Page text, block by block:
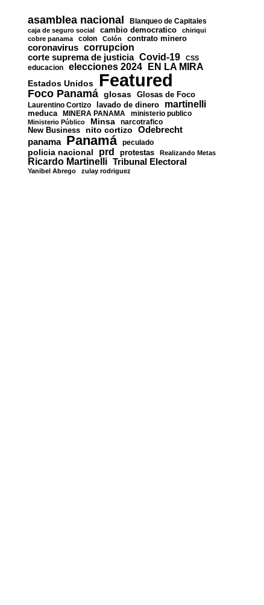
asamblea nacional Blanqueo de Capitales
caja de seguro social cambio democratico
chiriqui
cobre panama
colon Colón contrato minero
coronavirus corrupcion
corte suprema de justicia Covid-19 CSS
educacion elecciones 2024 EN LA MIRA
Estados Unidos Featured
Foco Panamá glosas Glosas de Foco
Laurentino Cortizo lavado de dinero martinelli
meduca MINERA PANAMA ministerio publico
Ministerio Público Minsa
narcotrafico
New Business
nito cortizo Odebrecht
panama Panamá peculado
policia nacional prd protestas Realizando Metas
Ricardo Martinelli Tribunal Electoral
Yanibel Abrego zulay rodriguez